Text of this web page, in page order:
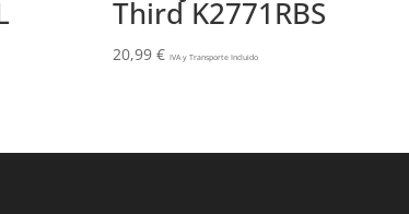
Third K2771RBS
20,99 € IVA y Transporte Incluido